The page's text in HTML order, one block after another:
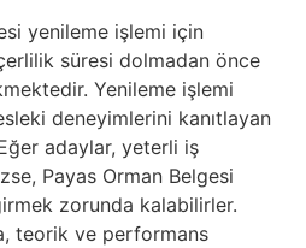
yenileme işlemi için
süresi dolmadan önce
Yenileme işlemi
deneyimlerini kanıtlayan
adaylar, yeterli iş
Payas Orman Belgesi
zorunda kalabilirler.
teorik ve performans